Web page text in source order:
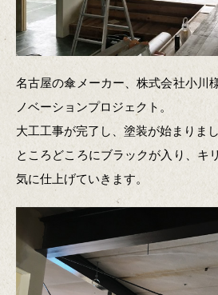
名古屋の傘メーカー、株式会社小川
ノベーションプロジェクト。
大工工事が完了し、塗装が始まりまし
ところどころにブラックが入り、キ
気に仕上げていきます。